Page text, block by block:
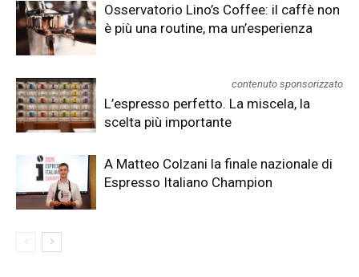
Osservatorio Lino’s Coffee: il caffè non
è più una routine, ma un’esperienza
contenuto sponsorizzato
L’espresso perfetto. La miscela, la
scelta più importante
A Matteo Colzani la finale nazionale di
Espresso Italiano Champion